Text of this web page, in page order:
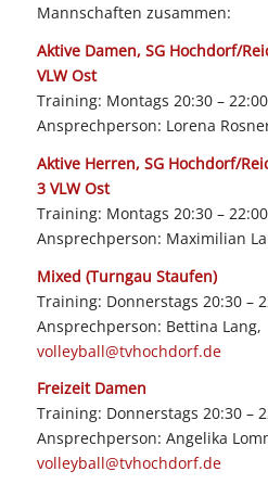
Mannschaften zusammen:
Aktive Damen, SG Hochdorf/
VLW Ost
Training: Montags 20:30 – 22:00
Ansprechperson: Lorena
Aktive Herren, SG Hochdorf/
3 VLW Ost
Training: Montags 20:30 – 22:00
Ansprechperson: Maximilian
Mixed (Turngau Staufen)
Training: Donnerstags 20:30 –
Ansprechperson: Bettina Lang,
volleyball@tvhochdorf.de
Freizeit Damen
Training: Donnerstags 20:30 –
Ansprechperson: Angelika
volleyball@tvhochdorf.de